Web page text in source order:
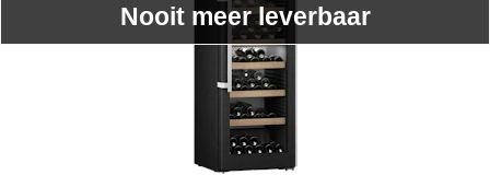
Nooit meer leverbaar